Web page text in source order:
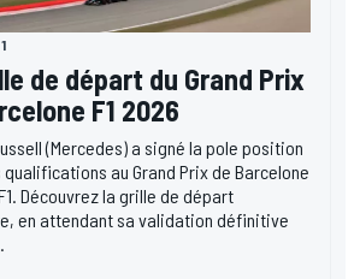
de départ du Grand Prix
F1 2026
(Mercedes) a signé la pole position
qualifications au Grand Prix de Barcelone
Découvrez la grille de départ
en attendant sa validation définitive